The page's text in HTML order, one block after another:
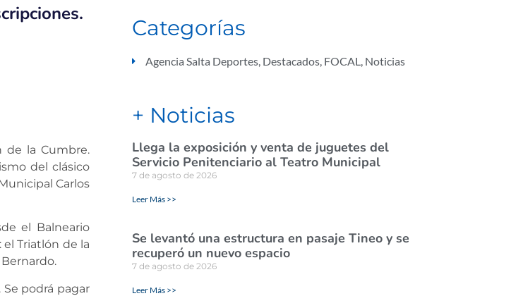
de la Cumbre.
del clásico
Carlos
el Balneario
Triatlón de la
podrá pagar
Categorías
Agencia Salta Deportes, Destacados, FOCAL, Noticias
+ Noticias
Llega la exposición y venta de juguetes del
Servicio Penitenciario al Teatro Municipal
7 de agosto de 2026
Leer Más >>
Se levantó una estructura en pasaje Tineo y se
recuperó un nuevo espacio
7 de agosto de 2026
Leer Más >>